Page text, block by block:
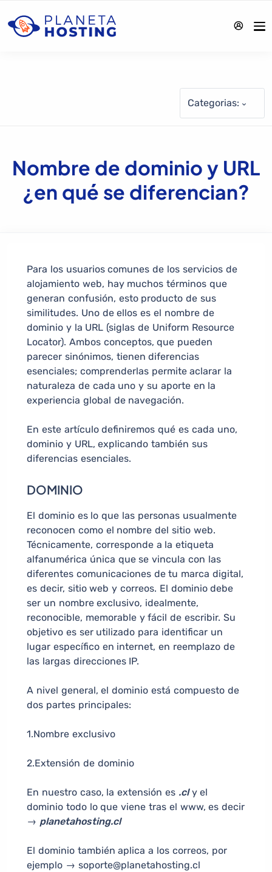
Categorias:
Nombre de dominio y URL
¿en qué se diferencian?
Para los usuarios comunes de los servicios de
alojamiento web, hay muchos términos que
generan confusión, esto producto de sus
similitudes. Uno de ellos es el nombre de
dominio y la URL (siglas de Uniform Resource
Locator). Ambos conceptos, que pueden
parecer sinónimos, tienen diferencias
esenciales; comprenderlas permite aclarar la
naturaleza de cada uno y su aporte en la
experiencia global de navegación.
En este artículo definiremos qué es cada uno,
dominio y URL, explicando también sus
diferencias esenciales.
DOMINIO
El dominio es lo que las personas usualmente
reconocen como el nombre del sitio web.
Técnicamente, corresponde a la etiqueta
alfanumérica única que se vincula con las
diferentes comunicaciones de tu marca digital,
es decir, sitio web y correos. El dominio debe
ser un nombre exclusivo, idealmente,
reconocible, memorable y fácil de escribir. Su
objetivo es ser utilizado para identificar un
lugar específico en internet, en reemplazo de
las largas direcciones IP.
A nivel general, el dominio está compuesto de
dos partes principales:
1.Nombre exclusivo
2.Extensión de dominio
En nuestro caso, la extensión es .cly el
dominio todo lo que viene tras el www, es decir
→ planetahosting.cl
El dominio también aplica a los correos, por
ejemplo → soporte@planetahosting.cl